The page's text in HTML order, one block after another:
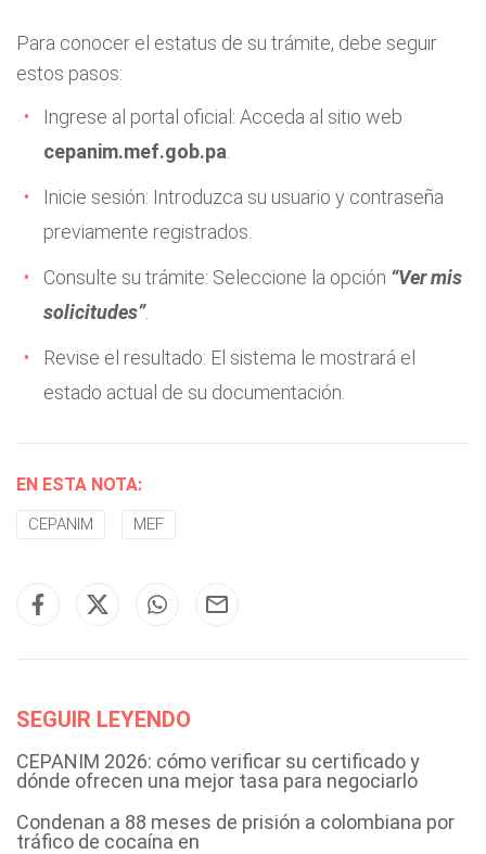
Para conocer el estatus de su trámite, debe seguir
estos pasos:
Ingrese al portal oficial: Acceda al sitio web
cepanim.mef.gob.pa
Inicie sesión: Introduzca su usuario y contraseña
previamente registrados.
Consulte su trámite: Seleccione la opción “Ver mis
solicitudes”.
Revise el resultado: El sistema le mostrará el
estado actual de su documentación.
EN ESTA NOTA:
CEPANIM MEF
SEGUIR LEYENDO
CEPANIM 2026: cómo verificar su certificado y
dónde ofrecen una mejor tasa para negociarlo
Condenan a 88 meses de prisión a colombiana por
tráfico de cocaína en